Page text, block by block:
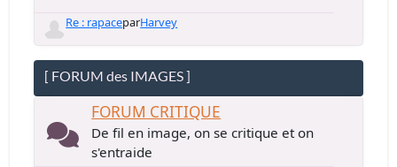
Re : rapaceparHarvey
[ FORUM des IMAGES ]
FORUM CRITIQUE
De fil en image, on se critique et on
s'entraide